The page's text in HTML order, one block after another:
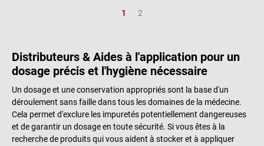
Page
1 Page
2
Distributeurs & Aides à l'application pour un
dosage précis et l'hygiène nécessaire
Un dosage et une conservation appropriés sont la base d'un
déroulement sans faille dans tous les domaines de la médecine.
Cela permet d'exclure les impuretés potentiellement dangereuses
et de garantir un dosage en toute sécurité. Si vous êtes à la
recherche de produits qui vous aident à stocker et à appliquer